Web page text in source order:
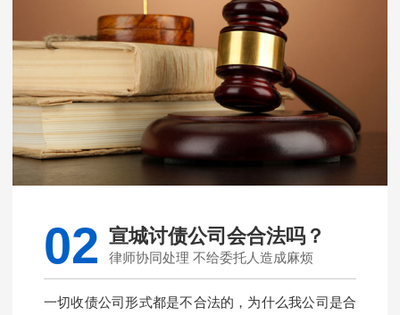
02 宣城讨债公司会合法吗？
律师协同处理 不给委托人造成麻烦
一切收债公司形式都是不合法的，为什么我公司是合